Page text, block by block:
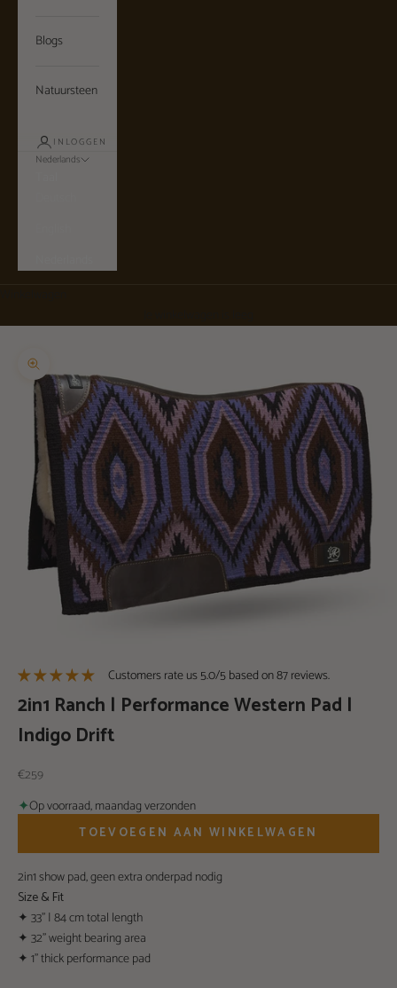
Blogs
Natuursteen
INLOGGEN
Nederlands
In-/uitzoomen
Customers rate us 5.0/5 based on 87 reviews.
2in1 Ranch | Performance Western Pad |
Indigo Drift
Aanbiedingsprijs
€259
✦Op voorraad, maandag verzonden
TOEVOEGEN AAN WINKELWAGEN
2in1 show pad, geen extra onderpad nodig
Size & Fit
✦ 33” | 84 cm total length
✦ 32” weight bearing area
✦ 1” thick performance pad